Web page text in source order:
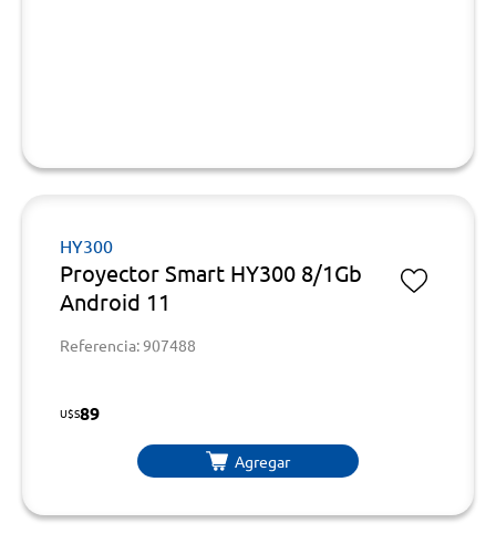
HY300
Proyector Smart HY300 8/1Gb
Android 11
Referencia: 907488
U$S89
Agregar